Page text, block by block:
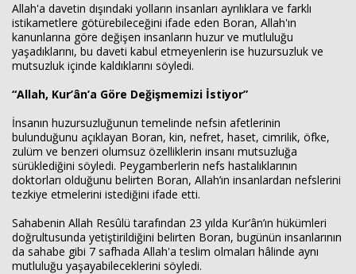
Allah'a davetin dışındaki yolların insanları ayrılıklara ve farklı
istikametlere götürebileceğini ifade eden Boran, Allah'ın
kanunlarına göre değişen insanların huzur ve mutluluğu
yaşadıklarını, bu daveti kabul etmeyenlerin ise huzursuzluk ve
mutsuzluk içinde kaldıklarını söyledi.
“Allah, Kur’ân’a Göre Değişmemizi İstiyor”
İnsanın huzursuzluğunun temelinde nefsin afetlerinin
bulunduğunu açıklayan Boran, kin, nefret, haset, cimrilik, öfke,
zulüm ve benzeri olumsuz özelliklerin insanı mutsuzluğa
sürüklediğini söyledi. Peygamberlerin nefs hastalıklarının
doktorları olduğunu belirten Boran, Allah’ın insanlardan nefslerini
tezkiye etmelerini istediğini ifade etti.
Sahabenin Allah Resûlü tarafından 23 yılda Kur’ân’ın hükümleri
doğrultusunda yetiştirildiğini belirten Boran, bugünün insanlarının
da sahabe gibi 7 safhada Allah'a teslim olmaları hâlinde aynı
mutluluğu yaşayabileceklerini söyledi.